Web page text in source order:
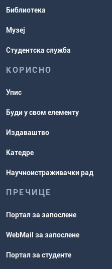
рокови
Библиотека
Музеј
Студентска служба
КОРИСНО
Упис
Буди у свом елементу
Издаваштво
Катедре
Научноистраживачки рад
ПРЕЧИЦЕ
Портал за запослене
WebMail за запослене
Портал за студенте